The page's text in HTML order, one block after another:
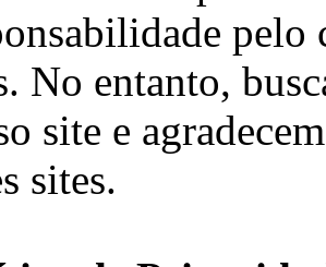
pelo
No entanto,
site e
sites.